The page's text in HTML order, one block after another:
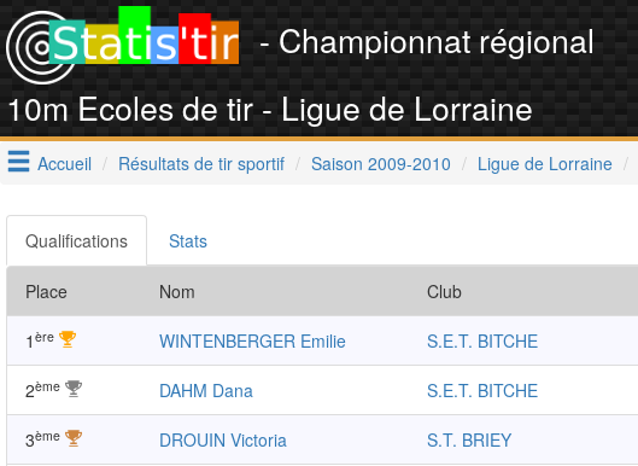
- Championnat régional
10m Ecoles de tir - Ligue de Lorraine
Accueil Résultats de tir sportif Saison 2009-2010 Ligue de Lorraine
Qualifications Stats
Place Nom Club
1 ère WINTENBERGER Emilie S.E.T. BITCHE
2ème DAHM Dana S.E.T. BITCHE
3ème DROUIN Victoria S.T. BRIEY